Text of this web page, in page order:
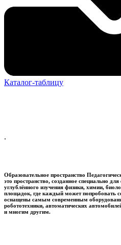
Каталог-таблицу
.
Образовательное пространство
это пространство, созданное специально
углублённого изучения физики, химии,
площадок, где каждый может попробовать
оснащены самым современным
робототехники, автоматических
и многим другим.